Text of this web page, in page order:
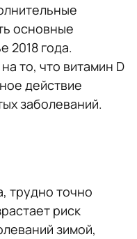
основные
2018 года.
на то, что витамин D
действие
заболеваний.
трудно точно
риск
зимой,